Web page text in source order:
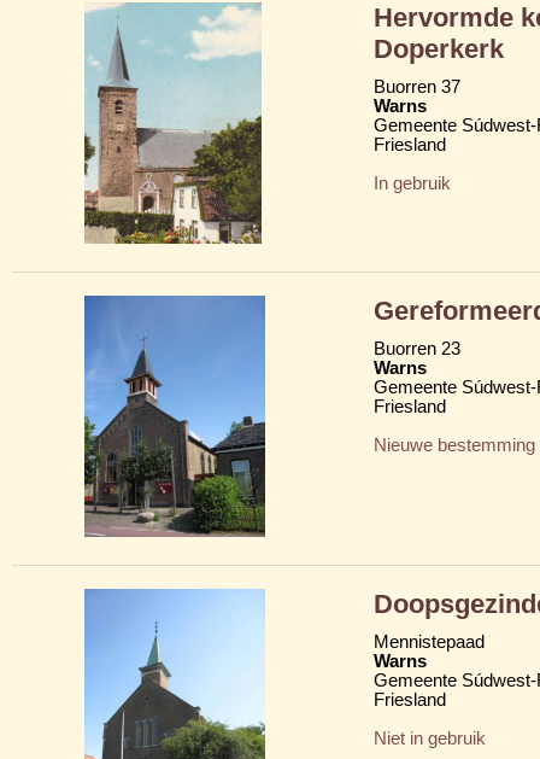
Hervormde
Doperkerk
Buorren 37
Warns
Gemeente
Friesland
In gebruik
Buorren 23
Warns
Gemeente
Friesland
Nieuwe bestemming
Mennistepaad
Warns
Gemeente
Friesland
Niet in gebruik